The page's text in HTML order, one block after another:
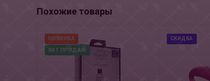
Похожие товары
НОВИНКА
ХИТ ПРОДАЖ
СКИДКА